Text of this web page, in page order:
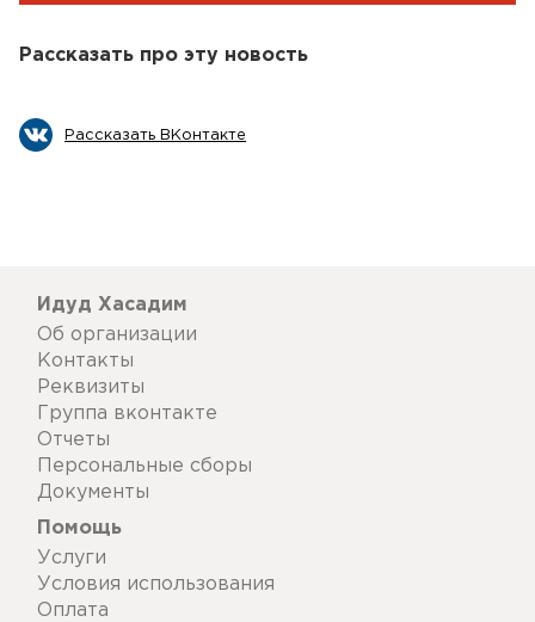
Рассказать про эту новость
Рассказать ВКонтакте
Идуд Хасадим
Об организации
Контакты
Реквизиты
Группа вконтакте
Отчеты
Персональные сборы
Документы
Помощь
Услуги
Условия использования
Оплата